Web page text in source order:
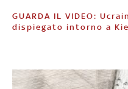
GUARDA IL VIDEO: Ucraina, convoglio di 60 km
dispiegato intorno a